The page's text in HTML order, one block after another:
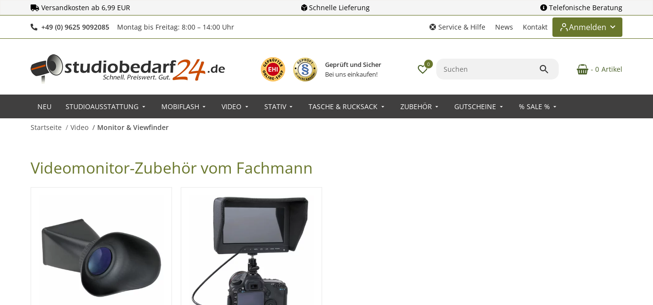
Versandkosten ab 6,99 EUR Schnelle Lieferung Telefonische Beratung
+49 (0) 9625 9092085Telefonnummer
Montag bis Freitag: 8:00 – 14:00 Uhr Service & Hilfe News Kontakt Anmelden
Geprüft und Sicher
Bei uns einkaufen!
0
- 0 Artikel
NEU STUDIOAUSSTATTUNG MOBIFLASH VIDEO STATIV TASCHE & RUCKSACK ZUBEHÖR GUTSCHEINE % SALE %
Startseite Video Monitor & Viewfinder
Videomonitor-Zubehör vom Fachmann